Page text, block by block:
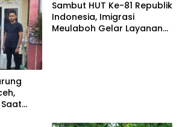
Sambut HUT Ke-81 Republik
Indonesia, Imigrasi
Meulaboh Gelar Layanan